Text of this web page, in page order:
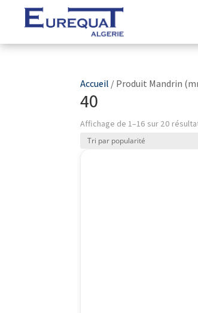
Accueil / Produit Mandrin
40
Affichage de 1–16 sur 20